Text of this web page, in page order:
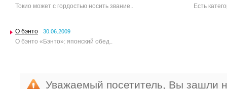
Токио может с гордостью носить звание..
Есть
О бэнто 30.06.2009
О бэнто «Бэнто»: японский обед..
Уважаемый посетитель, Вы зашли